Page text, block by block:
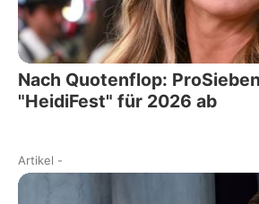
Nach Quotenflop:
"HeidiFest" für 2026 ab
Artikel -